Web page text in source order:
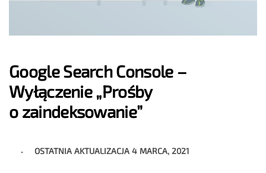
Google Search Console –
Wyłączenie „Prośby
o zaindeksowanie”
OSTATNIA AKTUALIZACJA4 MARCA, 2021